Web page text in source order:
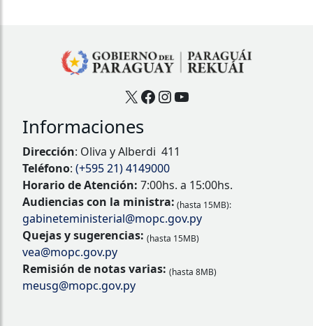
X Facebook
Instagram
YouTube
Informaciones
Dirección: Oliva y Alberdi 411
Teléfono: (+595 21) 4149000
Horario de Atención: 7:00hs. a 15:00hs.
Audiencias con la ministra: (hasta 15MB):
gabineteministerial@mopc.gov.py
Quejas y sugerencias: (hasta 15MB)
vea@mopc.gov.py
Remisión de notas varias: (hasta 8MB)
meusg@mopc.gov.py